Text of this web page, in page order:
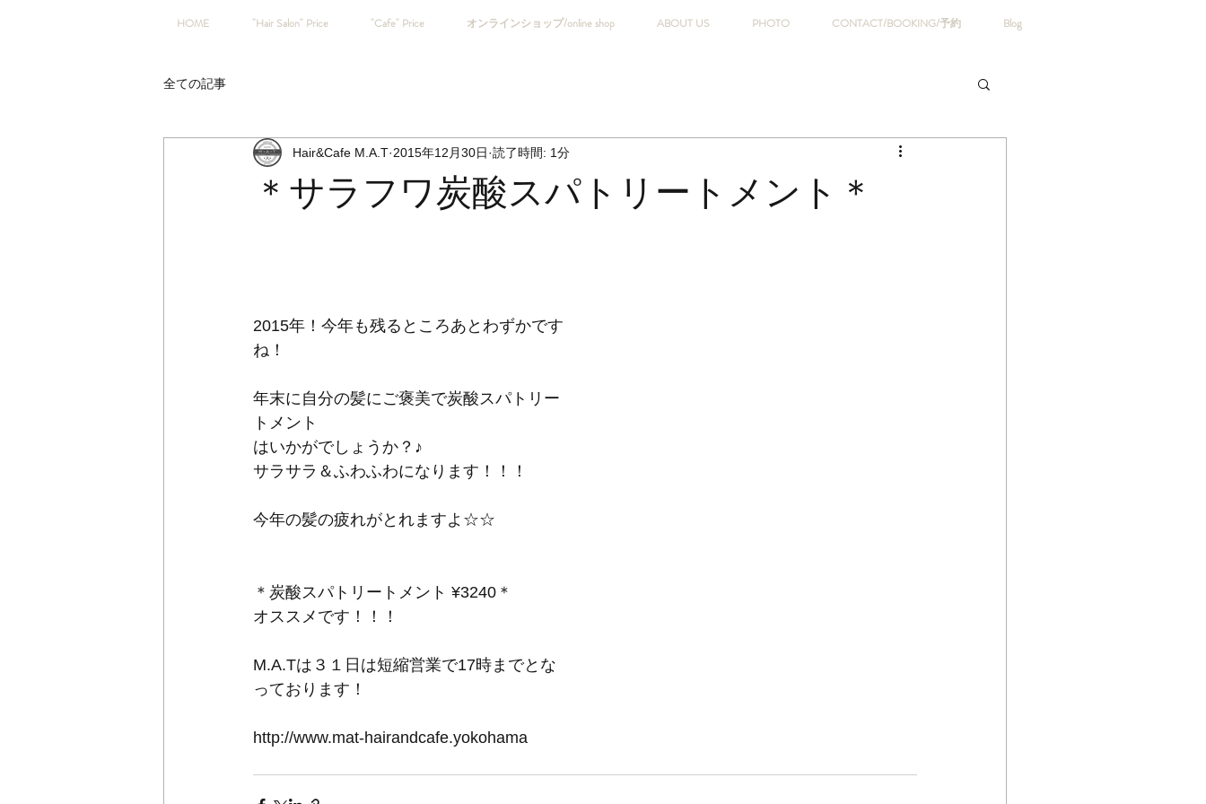
HOME "Hair Salon" Price "Cafe" Price オンラインショップ/online shop ABOUT US PHOTO CONTACT/BOOKING/予約 Blog
全ての記事
＊サラフワ炭酸スパトリートメント＊
Hair&Cafe M.A.T 2015年12月30日 読了時間: 1分
2015年！今年も残るところあとわずかです
ね！
年末に自分の髪にご褒美で炭酸スパトリー
トメント
はいかがでしょうか？♪
サラサラ＆ふわふわになります！！！
今年の髪の疲れがとれますよ☆☆
＊炭酸スパトリートメント ¥3240＊
オススメです！！！
M.A.Tは３１日は短縮営業で17時までとな
っております！
http://www.mat-hairandcafe.yokohama